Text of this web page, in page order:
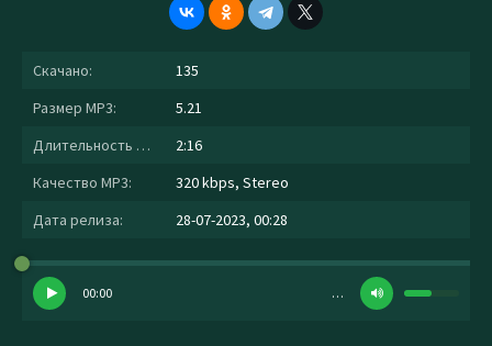
Скачано:
135
Размер MP3:
5.21
Длительность MP3:
2:16
Качество MP3:
320 kbps, Stereo
Дата релиза:
28-07-2023, 00:28
00:00 …